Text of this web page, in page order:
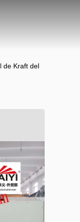
de Kraft del